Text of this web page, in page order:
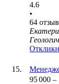
4.6
•
64
95 000 –